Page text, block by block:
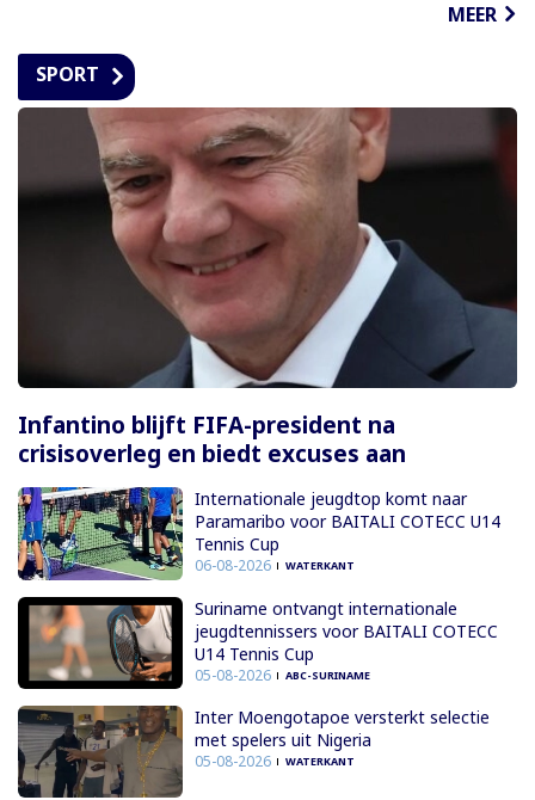
MEER
SPORT
Infantino blijft FIFA-president na
crisisoverleg en biedt excuses aan
Internationale jeugdtop komt naar
Paramaribo voor BAITALI COTECC U14
Tennis Cup
06-08-2026 WATERKANT
Suriname ontvangt internationale
jeugdtennissers voor BAITALI COTECC
U14 Tennis Cup
05-08-2026 ABC-SURINAME
Inter Moengotapoe versterkt selectie
met spelers uit Nigeria
05-08-2026 WATERKANT